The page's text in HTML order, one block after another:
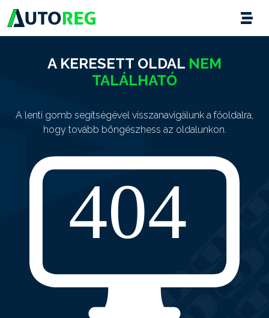
A KERESETT OLDAL NEM
TALÁLHATÓ
A lenti gomb segítségével visszanavigálunk a főoldalra,
hogy tovább böngészhess az oldalunkon.